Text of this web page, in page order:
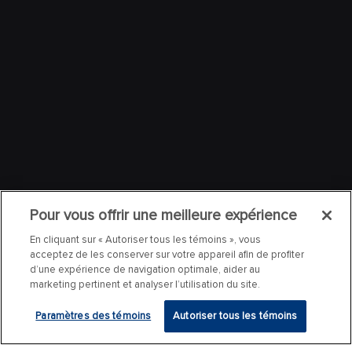
Pour vous offrir une meilleure expérience
En cliquant sur « Autoriser tous les témoins », vous
acceptez de les conserver sur votre appareil afin de profiter
d’une expérience de navigation optimale, aider au
marketing pertinent et analyser l’utilisation du site.
Paramètres des témoins Autoriser tous les témoins